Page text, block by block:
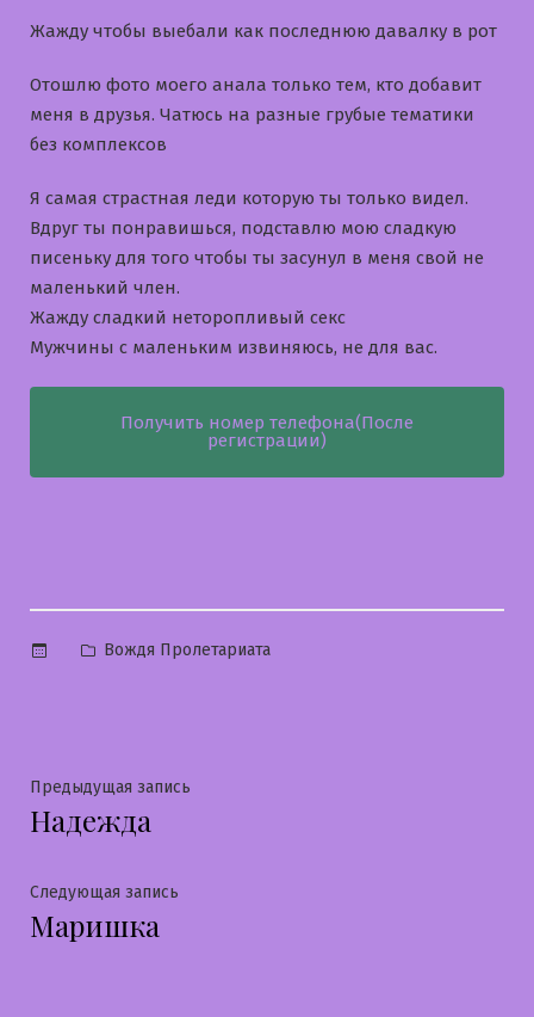
Жажду чтобы выебали как последнюю давалку в рот
Отошлю фото моего анала только тем, кто добавит
меня в друзья. Чатюсь на разные грубые тематики
без комплексов
Я самая страстная леди которую ты только видел.
Вдруг ты понравишься, подставлю мою сладкую
писеньку для того чтобы ты засунул в меня свой не
маленький член.
Жажду сладкий неторопливый секс
Мужчины с маленьким извиняюсь, не для вас.
Получить номер телефона(После
регистрации)
Опубликовано
Вождя Пролетариата
Навигация
по
записям
Предыдущая запись
Надежда
Следующая запись
Маришка